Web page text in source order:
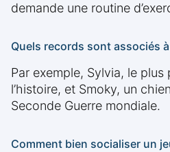
demande une routine
Quels records sont associés
Par exemple, Sylvia, le
l’histoire, et Smoky, un
Seconde Guerre mondiale.
Comment bien socialiser un